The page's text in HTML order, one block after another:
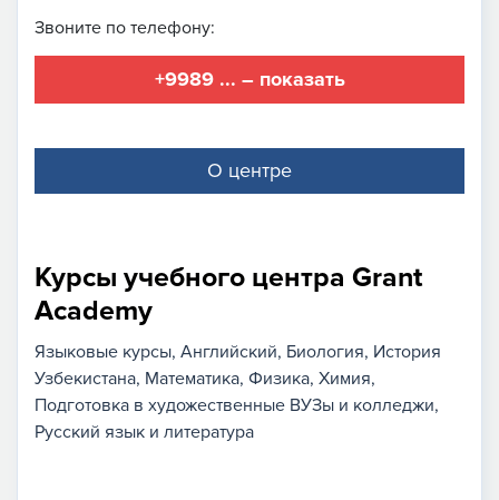
Звоните по телефону:
+9989 ... – показать
О центре
Курсы учебного центра Grant
Academy
Языковые курсы Английский Биология История
Узбекистана Математика Физика Химия
Подготовка в художественные ВУЗы и колледжи
Русский язык и литература